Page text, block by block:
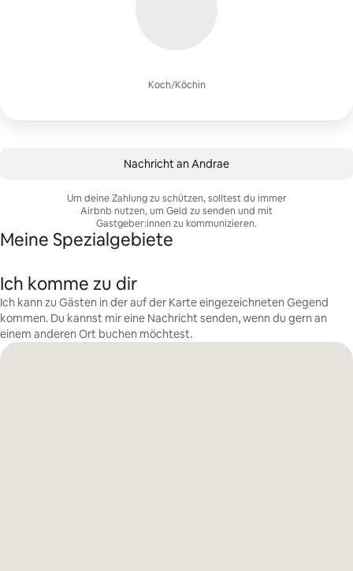
Koch/Köchin
Nachricht an Andrae
Um deine Zahlung zu schützen, solltest du immer
Airbnb nutzen, um Geld zu senden und mit
Gastgeber:innen zu kommunizieren.
Meine Spezialgebiete
Ich komme zu dir
Ich kann zu Gästen in der auf der Karte eingezeichneten Gegend
kommen. Du kannst mir eine Nachricht senden, wenn du gern an
einem anderen Ort buchen möchtest.